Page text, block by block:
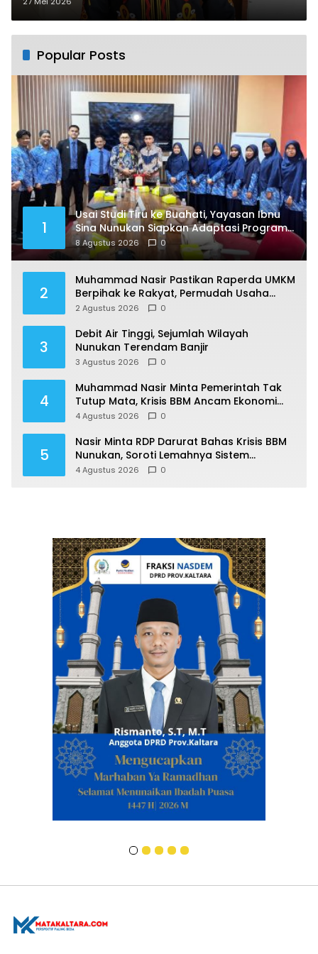
Popular Posts
1
Usai Studi Tiru ke Buahati, Yayasan Ibnu
Sina Nunukan Siapkan Adaptasi Program
Pendidikan
8 Agustus 2026 0
2
Muhammad Nasir Pastikan Raperda UMKM
Berpihak ke Rakyat, Permudah Usaha
hingga Perluas Pasar
2 Agustus 2026 0
3
Debit Air Tinggi, Sejumlah Wilayah
Nunukan Terendam Banjir
3 Agustus 2026 0
4
Muhammad Nasir Minta Pemerintah Tak
Tutup Mata, Krisis BBM Ancam Ekonomi
Masyarakat Nunukan
4 Agustus 2026 0
5
Nasir Minta RDP Darurat Bahas Krisis BBM
Nunukan, Soroti Lemahnya Sistem
Distribusi
4 Agustus 2026 0